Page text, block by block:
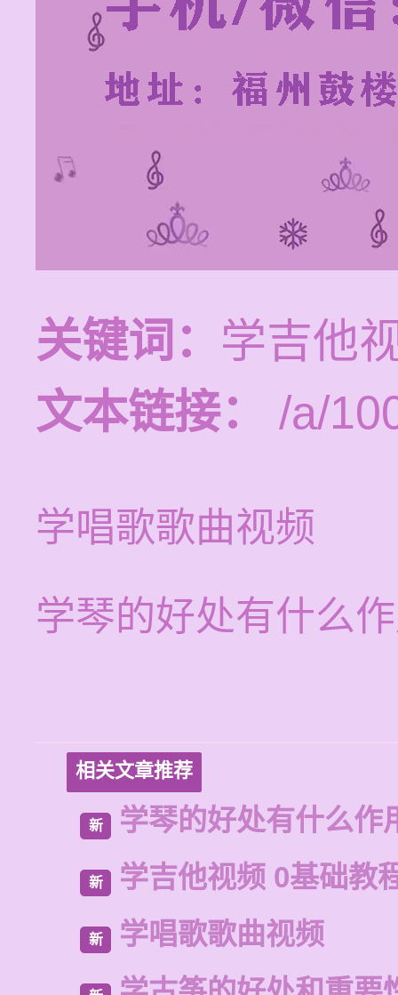
关键词： 学吉他
文本链接：
/a/
学唱歌歌曲视频
学琴的好处有什么
相关文章推荐
新 学琴的好处有什么作
新 学吉他视频 0基础教
新 学唱歌歌曲视频